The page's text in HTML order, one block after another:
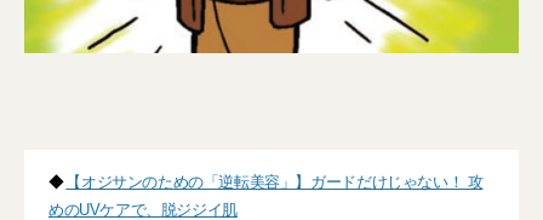
◆ 【オジサンのための「逆転美容」】ガードだけじゃない！ 攻
めのUVケアで、脱ジジイ肌